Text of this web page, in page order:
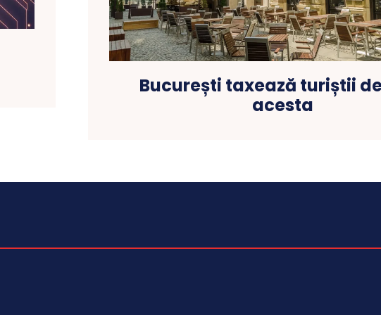
București taxează turiștii
acesta